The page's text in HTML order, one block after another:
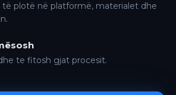
të plotë në platformë, materialet dhe
te fitosh gjat procesit.